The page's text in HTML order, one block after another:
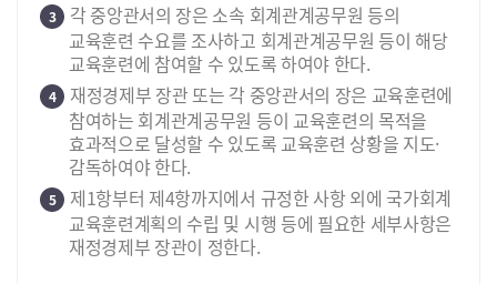
3
각 중앙관서의 장은 소속 회계관계공무원 등의
교육훈련 수요를 조사하고 회계관계공무원 등이 해당
교육훈련에 참여할 수 있도록 하여야 한다.
4
재정경제부 장관 또는 각 중앙관서의 장은 교육훈련에
참여하는 회계관계공무원 등이 교육훈련의 목적을
효과적으로 달성할 수 있도록 교육훈련 상황을 지도·
감독하여야 한다.
5
제1항부터 제4항까지에서 규정한 사항 외에 국가회계
교육훈련계획의 수립 및 시행 등에 필요한 세부사항은
재정경제부 장관이 정한다.